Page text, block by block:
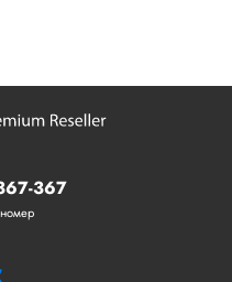
367
номер